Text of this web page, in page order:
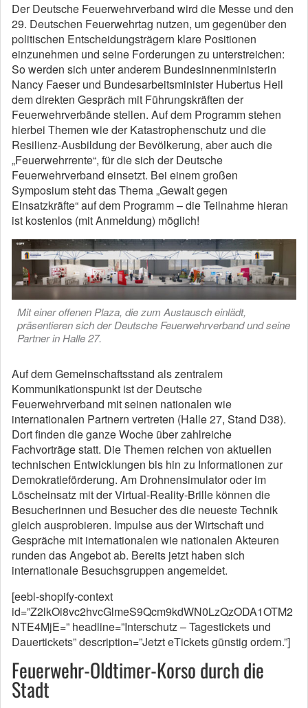
Der Deutsche Feuerwehrverband wird die Messe und den
29. Deutschen Feuerwehrtag nutzen, um gegenüber den
politischen Entscheidungsträgern klare Positionen
einzunehmen und seine Forderungen zu unterstreichen:
So werden sich unter anderem Bundesinnenministerin
Nancy Faeser und Bundesarbeitsminister Hubertus Heil
dem direkten Gespräch mit Führungskräften der
Feuerwehrverbände stellen. Auf dem Programm stehen
hierbei Themen wie der Katastrophenschutz und die
Resilienz-Ausbildung der Bevölkerung, aber auch die
„Feuerwehrrente“, für die sich der Deutsche
Feuerwehrverband einsetzt. Bei einem großen
Symposium steht das Thema „Gewalt gegen
Einsatzkräfte“ auf dem Programm – die Teilnahme hieran
ist kostenlos (mit Anmeldung) möglich!
Mit einer offenen Plaza, die zum Austausch einlädt,
präsentieren sich der Deutsche Feuerwehrverband und seine
Partner in Halle 27.
Auf dem Gemeinschaftsstand als zentralem
Kommunikationspunkt ist der Deutsche
Feuerwehrverband mit seinen nationalen wie
internationalen Partnern vertreten (Halle 27, Stand D38).
Dort finden die ganze Woche über zahlreiche
Fachvorträge statt. Die Themen reichen von aktuellen
technischen Entwicklungen bis hin zu Informationen zur
Demokratieförderung. Am Drohnensimulator oder im
Löscheinsatz mit der Virtual-Reality-Brille können die
Besucherinnen und Besucher des die neueste Technik
gleich ausprobieren. Impulse aus der Wirtschaft und
Gespräche mit internationalen wie nationalen Akteuren
runden das Angebot ab. Bereits jetzt haben sich
internationale Besuchsgruppen angemeldet.
[eebl-shopify-context
id=”Z2lkOi8vc2hvcGlmeS9Qcm9kdWN0LzQzODA1OTM2
NTE4MjE=” headline=”Interschutz – Tagestickets und
Dauertickets” description=”Jetzt eTickets günstig ordern.”]
Feuerwehr-Oldtimer-Korso durch die
Stadt